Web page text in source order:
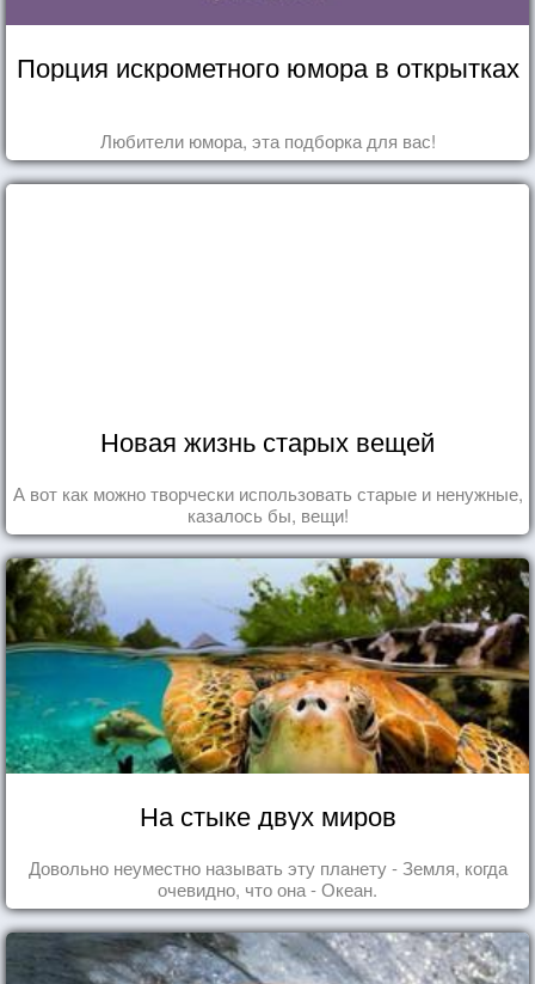
Порция искрометного юмора в открытках
Любители юмора, эта подборка для вас!
Новая жизнь старых вещей
А вот как можно творчески использовать старые и ненужные,
казалось бы, вещи!
На стыке двух миров
Довольно неуместно называть эту планету - Земля, когда
очевидно, что она - Океан.